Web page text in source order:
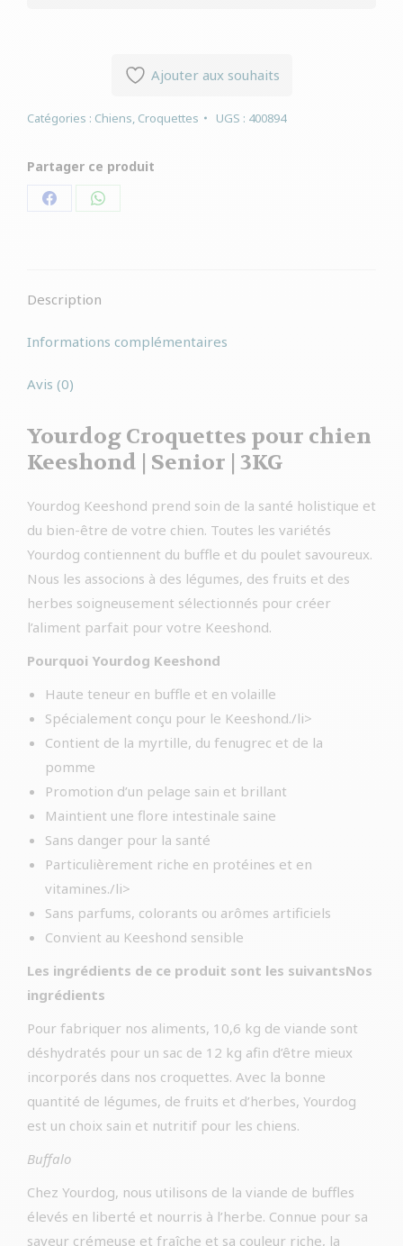
Ajouter aux souhaits
Catégories : Chiens, Croquettes UGS : 400894
Partager ce produit
PartagerPartager
Description
Informations complémentaires
Avis (0)
Yourdog Croquettes pour chien
Keeshond | Senior | 3KG
Yourdog Keeshond prend soin de la santé holistique et
du bien-être de votre chien. Toutes les variétés
Yourdog contiennent du buffle et du poulet savoureux.
Nous les associons à des légumes, des fruits et des
herbes soigneusement sélectionnés pour créer
l’aliment parfait pour votre Keeshond.
Pourquoi Yourdog Keeshond
Haute teneur en buffle et en volaille
Spécialement conçu pour le Keeshond./li>
Contient de la myrtille, du fenugrec et de la
pomme
Promotion d’un pelage sain et brillant
Maintient une flore intestinale saine
Sans danger pour la santé
Particulièrement riche en protéines et en
vitamines./li>
Sans parfums, colorants ou arômes artificiels
Convient au Keeshond sensible
Les ingrédients de ce produit sont les suivantsNos
ingrédients
Pour fabriquer nos aliments, 10,6 kg de viande sont
déshydratés pour un sac de 12 kg afin d’être mieux
incorporés dans nos croquettes. Avec la bonne
quantité de légumes, de fruits et d’herbes, Yourdog
est un choix sain et nutritif pour les chiens.
Buffalo
Chez Yourdog, nous utilisons de la viande de buffles
élevés en liberté et nourris à l’herbe. Connue pour sa
saveur crémeuse et fraîche et sa couleur riche, la